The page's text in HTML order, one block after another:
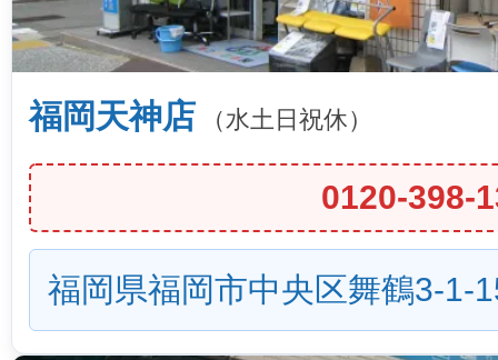
福岡天神店 （水土日祝休）
0120-398-
福岡県福岡市中央区舞鶴3-1-